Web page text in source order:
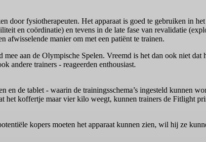
door fysiotherapeuten. Het apparaat is goed te gebruiken in
en coördinatie) en tevens in de late fase van revalidatie
afwisselende manier om met een patiënt te trainen.
aan de Olympische Spelen. Vreemd is het dan ook niet dat
andere trainers - reageerden enthousiast.
de tablet - waarin de trainingsschema’s ingesteld kunnen
koffertje maar vier kilo weegt, kunnen trainers de Fitlight
kopers moeten het apparaat kunnen zien, wil hij ze